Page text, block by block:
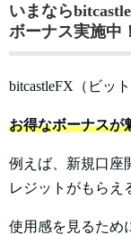
いまなら
ボーナス実施中！
bitcastleFX（ビッ
お得なボーナスが
例えば、新規口座
レジットがもらえ
使用感を見るため